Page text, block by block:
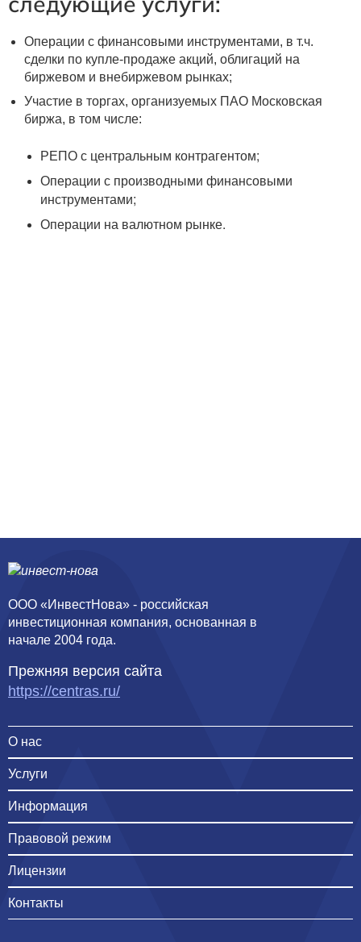
компании
Операции с финансовыми инструментами, в т.ч.
сделки по купле-продаже акций, облигаций на
биржевом и внебиржевом рынках;
Участие в торгах, организуемых ПАО Московская
биржа, в том числе:
РЕПО с центральным контрагентом;
Операции с производными финансовыми
инструментами;
Операции на валютном рынке.
ООО «ИнвестНова» - российская
инвестиционная компания, основанная в
начале 2004 года.
Прежняя версия сайта
https://centras.ru/
О нас
Услуги
Информация
Правовой режим
Лицензии
Контакты